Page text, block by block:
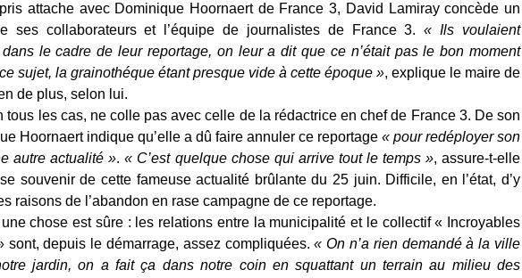
attache avec Dominique Hoornaert de France 3, David Lamiray concède un
ses collaborateurs et l’équipe de journalistes de France 3.« Ils voulaient
dans le cadre de leur reportage, on leur a dit que ce n’était pas le bon moment
sujet, la grainothéque étant presque vide à cette époque », explique le maire de
de plus, selon lui.
tous les cas, ne colle pas avec celle de la rédactrice en chef de France 3. De son
Hoornaert indique qu’elle a dû faire annuler ce reportage « pour redéployer son
autre actualité ».« C’est quelque chose qui arrive tout le temps », assure-t-elle
souvenir de cette fameuse actualité brûlante du 25 juin. Difficile, en l’état, d’y
raisons de l’abandon en rase campagne de ce reportage.
chose est sûre : les relations entre la municipalité et le collectif « Incroyables
sont, depuis le démarrage, assez compliquées.« On n’a rien demandé à la ville
jardin, on a fait ça dans notre coin en squattant un terrain au milieu des